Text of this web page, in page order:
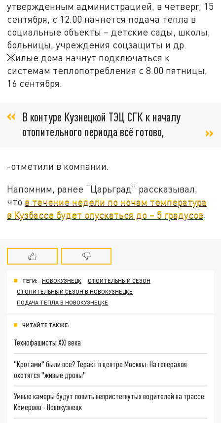
утвержденным администрацией, в четверг, 15
сентября, с 12.00 начнется подача тепла в
социальные объекты – детские сады, школы,
больницы, учреждения соцзащиты и др.
Жилые дома начнут подключаться к
системам теплопотребления с 8.00 пятницы,
16 сентября.
В контуре Кузнецкой ТЭЦ СГК к началу
отопительного периода всё готово,
-отметили в компании.
Напомним, ранее “Царьград” рассказывал,
что в течение недели по ночам температура
в Кузбассе будет опускаться до – 5 градусов.
ТЕГИ: НОВОКУЗНЕЦК
ОТОИТЕЛЬНЫЙ СЕЗОН
ОТОПИТЕЛЬНЫЙ СЕЗОН В НОВОКУЗНЕЦКЕ
ПОДАЧА ТЕПЛА В НОВОКУЗНЕЦКЕ
ЧИТАЙТЕ ТАКЖЕ:
Технофашисты XXI века
"Кротами" были все? Теракт в центре Москвы: На генералов
охотятся "живые дроны"
Умные камеры будут ловить непристегнутых водителей на трассе
Кемерово - Новокузнецк